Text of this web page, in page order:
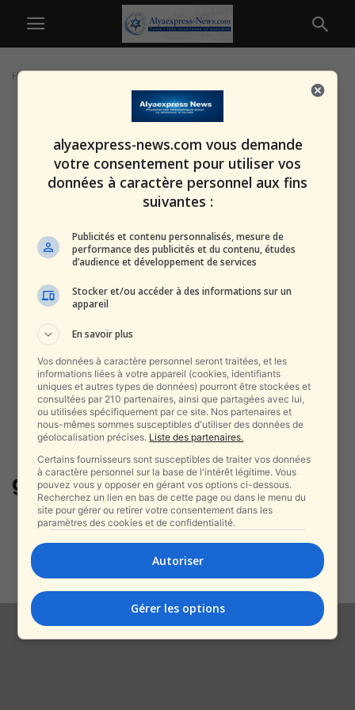
Home
gaza sud
L’armée israélienne a accru sa
présence à Gaza pour empêcher
alyaexpress-news.com vous demande
votre consentement pour utiliser vos
données à caractère personnel aux fins
suivantes :
Publicités et contenu personnalisés, mesure de
performance des publicités et du contenu, études
d’audience et développement de services
Stocker et/ou accéder à des informations sur un
appareil
En savoir plus
Vos données à caractère personnel seront traitées, et les
informations liées à votre appareil (cookies, identifiants
uniques et autres types de données) pourront être stockées et
consultées par 210 partenaires, ainsi que partagées avec lui,
ou utilisées spécifiquement par ce site. Nos partenaires et
nous-mêmes sommes susceptibles d'utiliser des données de
géolocalisation précises. Liste des partenaires.
Certains fournisseurs sont susceptibles de traiter vos données
à caractère personnel sur la base de l'intérêt légitime. Vous
pouvez vous y opposer en gérant vos options ci-dessous.
Recherchez un lien en bas de cette page ou dans le menu du
site pour gérer ou retirer votre consentement dans les
paramètres des cookies et de confidentialité.
Autoriser
Gérer les options